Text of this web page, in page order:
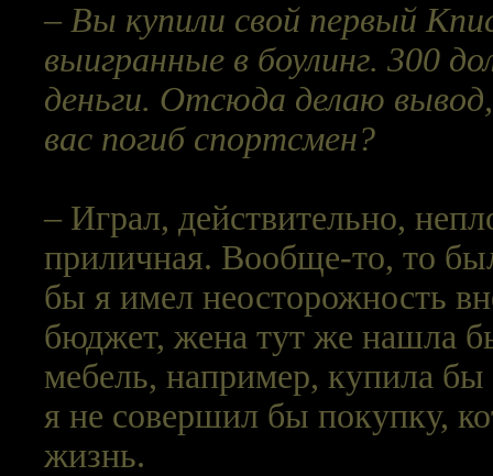
– Вы купили свой первый
выигранные в боулинг. 300
деньги. Отсюда делаю
вас погиб спортсмен?
– Играл, действительно,
приличная. Вообще-то, то
бы я имел неосторожность
бюджет, жена тут же нашла
мебель, например, купила
я не совершил бы покупку,
жизнь.